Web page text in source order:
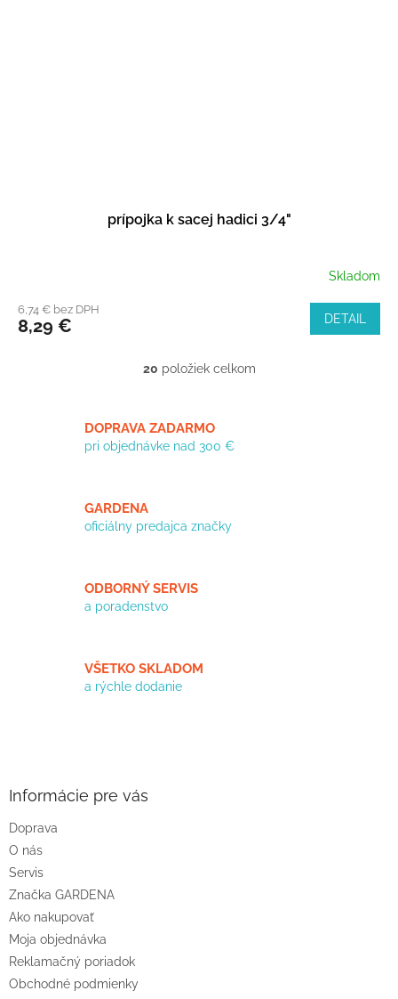
prípojka k sacej hadici 3/4"
Skladom
6,74 € bez DPH
8,29 € DETAIL
O
á
d
p
k
y
i
20 položiek celkom
DOPRAVA ZADARMO
pri objednávke nad 300 €
GARDENA
oficiálny predajca značky
ODBORNÝ SERVIS
a poradenstvo
VŠETKO SKLADOM
a rýchle dodanie
e
Informácie pre vás
Doprava
O nás
Servis
Značka GARDENA
Ako nakupovať
Moja objednávka
Reklamačný poriadok
Obchodné podmienky